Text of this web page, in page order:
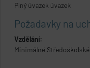
Plný úvazek úvazek
Požadavky na
Vzdělání:
Minimálně